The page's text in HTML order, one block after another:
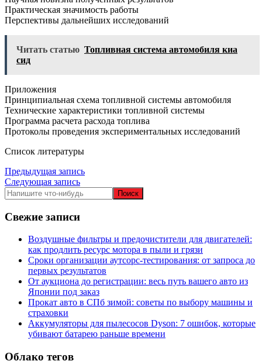
Практическая значимость работы
Перспективы дальнейших исследований
Читать статью Топливная система автомобиля киа
сид
Приложения
Принципиальная схема топливной системы автомобиля
Технические характеристики топливной системы
Программа расчета расхода топлива
Протоколы проведения экспериментальных исследований
Список литературы
Навигация
по
записям
Предыдущая запись
Следующая запись
Свежие записи
Воздушные фильтры и предочистители для двигателей:
как продлить ресурс мотора в пыли и грязи
Сроки организации аутсорс‑тестирования: от запроса до
первых результатов
От аукциона до регистрации: весь путь вашего авто из
Японии под заказ
Прокат авто в СПб зимой: советы по выбору машины и
страховки
Аккумуляторы для пылесосов Dyson: 7 ошибок, которые
убивают батарею раньше времени
Облако тегов